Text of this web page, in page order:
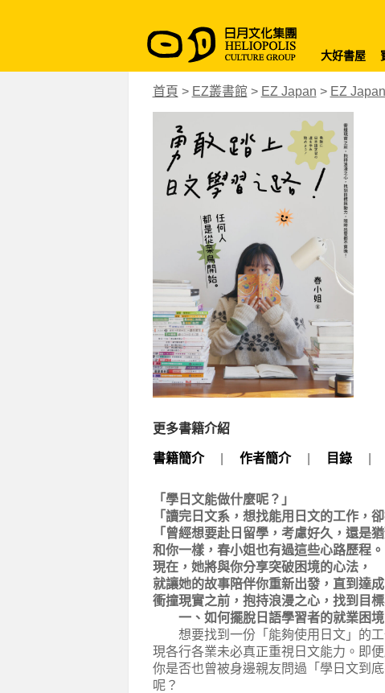
大好書屋
首頁 > EZ叢書館 > EZ Japan > EZ
更多書籍介紹
書籍簡介 作者簡介 目錄
「學日文能做什麼呢？」
「讀完日文系，想找能用日文的工作，卻
「曾經想要赴日留學，考慮好久，還是猶
和你一樣，春小姐也有過這些心路歷程。
現在，她將與你分享突破困境的心法，
就讓她的故事陪伴你重新出發，直到達
衝撞現實之前，抱持浪漫之心，找到目
一、如何擺脫日語學習者的就業困境
想要找到一份「能夠使用日文」的工
現各行各業未必真正重視日文能力。即
你是否也曾被身邊親友問過「學日文到
呢？